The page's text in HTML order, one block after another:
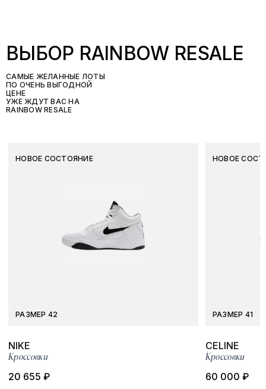
ВЫБОР RAINBOW RESALE
САМЫЕ ЖЕЛАННЫЕ ЛОТЫ
ПО ОЧЕНЬ ВЫГОДНОЙ
ЦЕНЕ
УЖЕ ЖДУТ ВАС НА
RAINBOW RESALE
НОВОЕ СОСТОЯНИЕ
РАЗМЕР 42
NIKE
Кроссовки
20 655 ₽
НОВОЕ
РАЗМЕР 41
CELINE
Кроссовки
60 000 ₽